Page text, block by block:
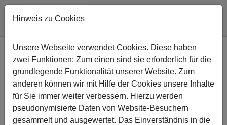
Hinweis zu Cookies
Unsere Webseite verwendet Cookies. Diese haben
zwei Funktionen: Zum einen sind sie erforderlich für die
grundlegende Funktionalität unserer Website. Zum
anderen können wir mit Hilfe der Cookies unsere Inhalte
für Sie immer weiter verbessern. Hierzu werden
pseudonymisierte Daten von Website-Besuchern
gesammelt und ausgewertet. Das Einverständnis in die